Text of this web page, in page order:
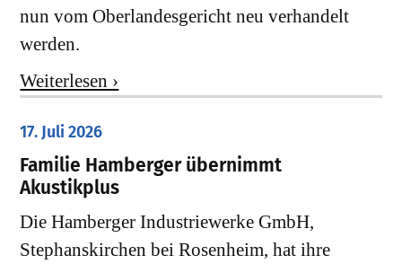
nun vom Oberlandesgericht neu verhandelt
werden.
Weiterlesen ›
17. Juli 2026
Familie Hamberger übernimmt
Akustikplus
Die Hamberger Industriewerke GmbH,
Stephanskirchen bei Rosenheim, hat ihre